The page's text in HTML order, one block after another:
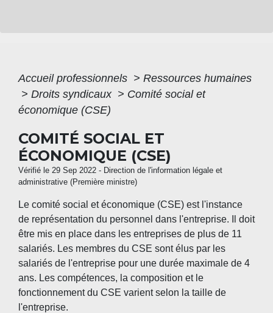
Accueil professionnels > Ressources humaines
> Droits syndicaux > Comité social et
économique (CSE)
COMITÉ SOCIAL ET
ÉCONOMIQUE (CSE)
Vérifié le 29 Sep 2022 - Direction de l'information légale et
administrative (Première ministre)
Le comité social et économique (CSE) est l'instance
de représentation du personnel dans l'entreprise. Il doit
être mis en place dans les entreprises de plus de 11
salariés. Les membres du CSE sont élus par les
salariés de l'entreprise pour une durée maximale de 4
ans. Les compétences, la composition et le
fonctionnement du CSE varient selon la taille de
l'entreprise.